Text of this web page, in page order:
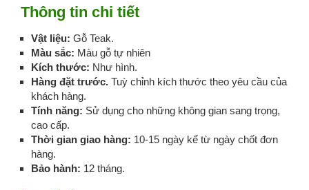
Thông tin chi tiết
Vật liệu: Gỗ Teak.
Màu sắc: Màu gỗ tự nhiên
Kích thước: Như hình.
Hàng đặt trước. Tuỳ chỉnh kích thước theo yêu cầu của
khách hàng.
Tính năng: Sử dụng cho những không gian sang trọng,
cao cấp.
Thời gian giao hàng: 10-15 ngày kể từ ngày chốt đơn
hàng.
Bảo hành: 12 tháng.